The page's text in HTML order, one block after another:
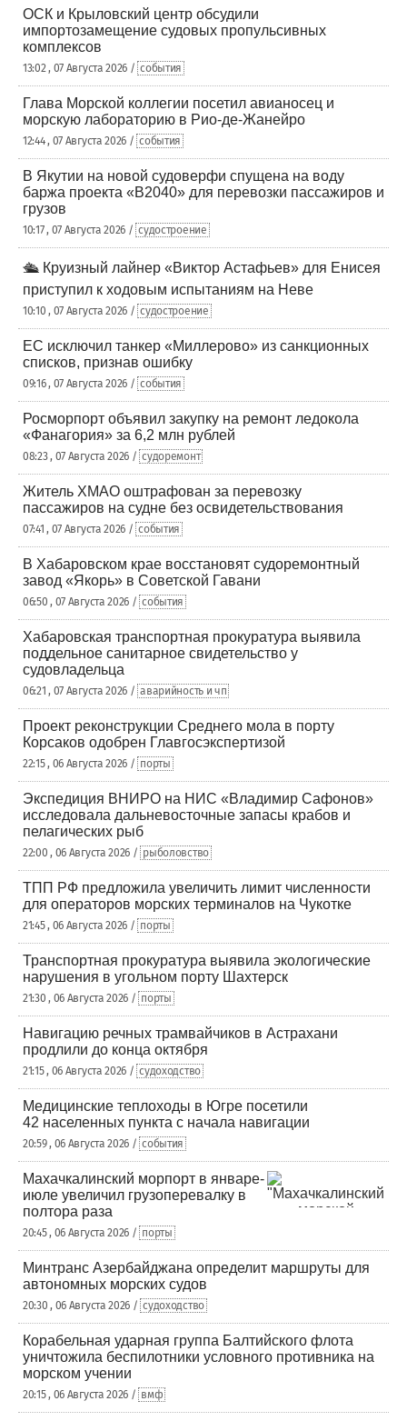
ОСК и Крыловский центр обсудили
импортозамещение судовых пропульсивных
комплексов
13:02 , 07 Августа 2026 / события
Глава Морской коллегии посетил авианосец и
морскую лабораторию в Рио-де-Жанейро
12:44 , 07 Августа 2026 / события
В Якутии на новой судоверфи спущена на воду
баржа проекта «В2040» для перевозки пассажиров и
грузов
10:17 , 07 Августа 2026 / судостроение
🛳️ Круизный лайнер «Виктор Астафьев» для Енисея
приступил к ходовым испытаниям на Неве
10:10 , 07 Августа 2026 / судостроение
ЕС исключил танкер «Миллерово» из санкционных
списков, признав ошибку
09:16 , 07 Августа 2026 / события
Росморпорт объявил закупку на ремонт ледокола
«Фанагория» за 6,2 млн рублей
08:23 , 07 Августа 2026 / судоремонт
Житель ХМАО оштрафован за перевозку
пассажиров на судне без освидетельствования
07:41 , 07 Августа 2026 / события
В Хабаровском крае восстановят судоремонтный
завод «Якорь» в Советской Гавани
06:50 , 07 Августа 2026 / события
Хабаровская транспортная прокуратура выявила
поддельное санитарное свидетельство у
судовладельца
06:21 , 07 Августа 2026 / аварийность и чп
Проект реконструкции Среднего мола в порту
Корсаков одобрен Главгосэкспертизой
22:15 , 06 Августа 2026 / порты
Экспедиция ВНИРО на НИС «Владимир Сафонов»
исследовала дальневосточные запасы крабов и
пелагических рыб
22:00 , 06 Августа 2026 / рыболовство
ТПП РФ предложила увеличить лимит численности
для операторов морских терминалов на Чукотке
21:45 , 06 Августа 2026 / порты
Транспортная прокуратура выявила экологические
нарушения в угольном порту Шахтерск
21:30 , 06 Августа 2026 / порты
Навигацию речных трамвайчиков в Астрахани
продлили до конца октября
21:15 , 06 Августа 2026 / судоходство
Медицинские теплоходы в Югре посетили
42 населенных пункта с начала навигации
20:59 , 06 Августа 2026 / события
Махачкалинский морпорт в январе-
июле увеличил грузоперевалку в
полтора раза
20:45 , 06 Августа 2026 / порты
Минтранс Азербайджана определит маршруты для
автономных морских судов
20:30 , 06 Августа 2026 / судоходство
Корабельная ударная группа Балтийского флота
уничтожила беспилотники условного противника на
морском учении
20:15 , 06 Августа 2026 / вмф